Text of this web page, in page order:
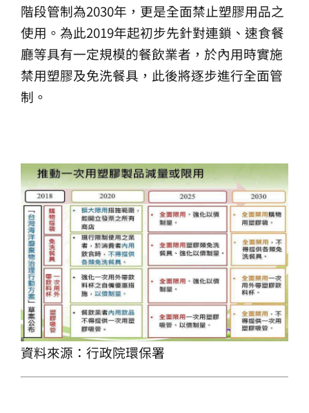
階段管制為2030年，更是全面禁止塑膠用品之
使用。為此2019年起初步先針對連鎖、速食餐
廳等具有一定規模的餐飲業者，於內用時實施
禁用塑膠及免洗餐具，此後將逐步進行全面管
制。
矽膠管
矽膠夾紗管
資料來源：行政院環保署